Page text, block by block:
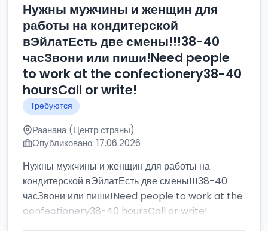
Нужны мужчины и женщин для
работы на кондитерской
вЭйлатЕсть две смены!!!38-40
часЗвони или пиши!Need people
to work at the confectionery38-40
hoursCall or write!
Требуются
Раанана (Центр страны)
Опубликовано: 17.06.2026
Нужны мужчины и женщин для работы на
кондитерской вЭйлатЕсть две смены!!!38-40
часЗвони или пиши!Need people to work at the
confectionery38-40 hoursCall or write!